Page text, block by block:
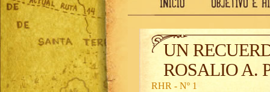
UN
ROSALIO A.
RHR - Nº 1